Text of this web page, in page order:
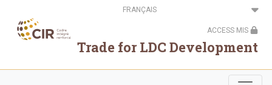
contenu
principal
Select
your
ACCESS MIS
Trade for LDC Development